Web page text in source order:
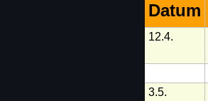
Datum
12.4.
3.5.